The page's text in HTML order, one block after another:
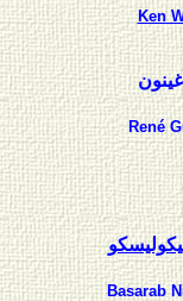
Ken
René
Basarab